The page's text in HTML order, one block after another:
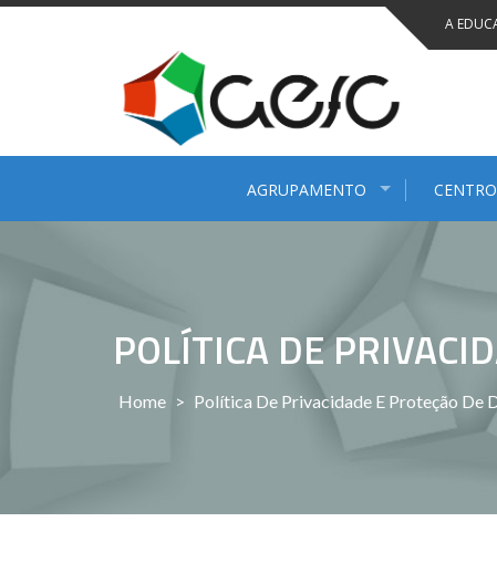
Saltar
A
AGRUPAMENTO
POLÍTICA DE
Home > Política De Privacidade E Proteção De